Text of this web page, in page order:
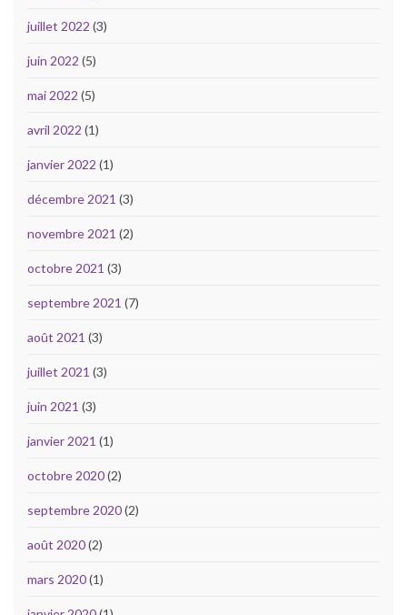
juillet 2022 (3)
juin 2022 (5)
mai 2022 (5)
avril 2022 (1)
janvier 2022 (1)
décembre 2021 (3)
novembre 2021 (2)
octobre 2021 (3)
septembre 2021 (7)
août 2021 (3)
juillet 2021 (3)
juin 2021 (3)
janvier 2021 (1)
octobre 2020(2)
septembre 2020(2)
août 2020(2)
mars 2020(1)